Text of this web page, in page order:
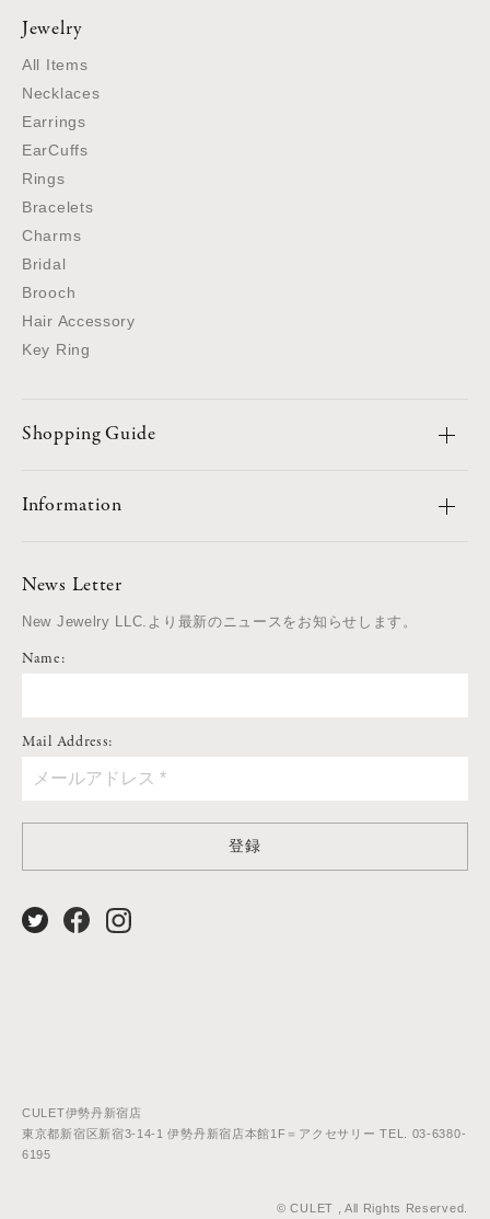
Jewelry
All Items
Necklaces
Earrings
EarCuffs
Rings
Bracelets
Charms
Bridal
Brooch
Hair Accessory
Key Ring
Shopping Guide
Information
News Letter
New Jewelry LLC.より最新のニュースをお知らせします。
Name:
Mail Address:
登録
CULET伊勢丹新宿店
東京都新宿区新宿3-14-1 伊勢丹新宿店本館1F＝アクセサリー TEL. 03-6380-
6195
© CULET , All Rights Reserved.